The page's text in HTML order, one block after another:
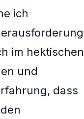
ich
im hektischen
und
dass